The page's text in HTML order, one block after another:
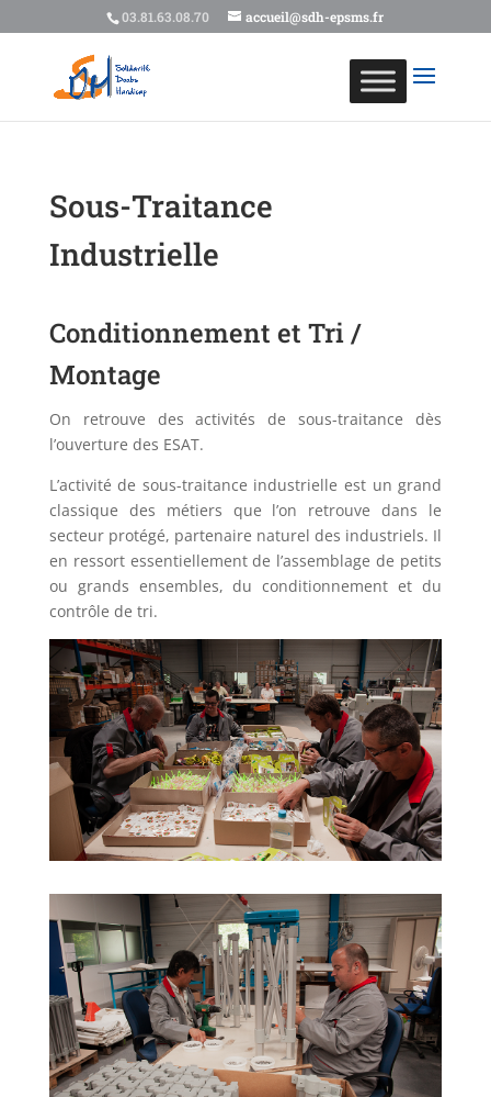
03.81.63.08.70 accueil@sdh-epsms.fr
Sous-Traitance
Industrielle
Conditionnement et Tri /
Montage
On retrouve des activités de sous-traitance dès
l’ouverture des ESAT.
L’activité de sous-traitance industrielle est un grand
classique des métiers que l’on retrouve dans le
secteur protégé, partenaire naturel des industriels. Il
en ressort essentiellement de l’assemblage de petits
ou grands ensembles, du conditionnement et du
contrôle de tri.